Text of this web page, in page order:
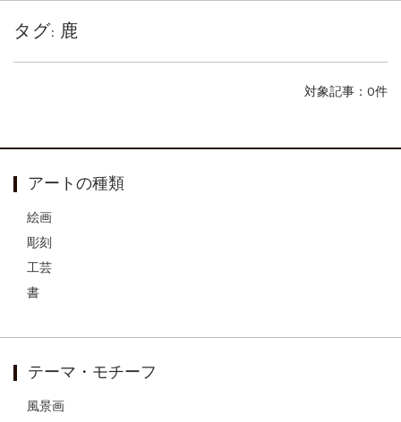
ご案内
2026.2.17
タグ:鹿
対象記事：0件
アートの種類
絵画
彫刻
工芸
書
テーマ・モチーフ
風景画